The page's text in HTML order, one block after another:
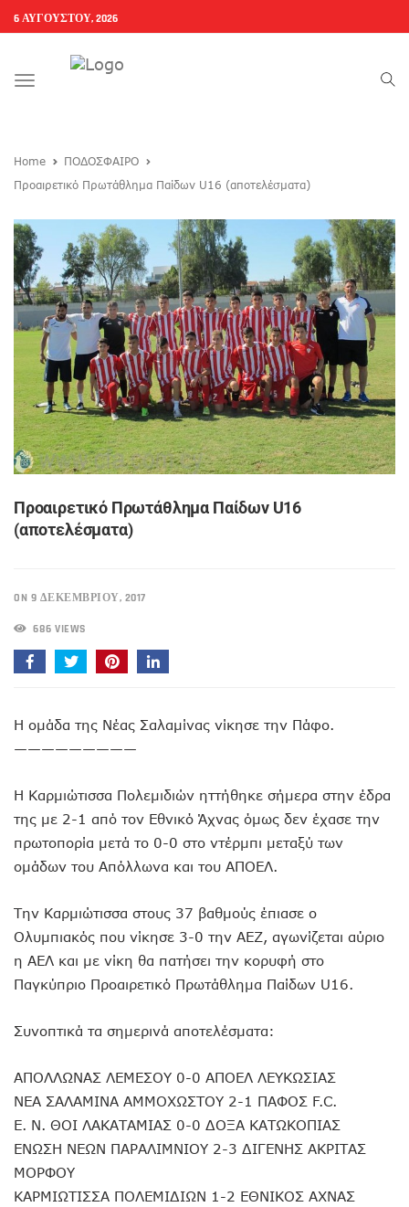
6 ΑΥΓΟΎΣΤΟΥ, 2026
Toggle
Home
ΠΟΔΟΣΦΑΙΡΟ
Προαιρετικό Πρωτάθλημα Παίδων U16 (αποτελέσματα)
Προαιρετικό Πρωτάθλημα Παίδων U16
(αποτελέσματα)
ON 9 ΔΕΚΕΜΒΡΊΟΥ, 2017
686 VIEWS
Η ομάδα της Νέας Σαλαμίνας νίκησε την Πάφο.
—————————
Η Καρμιώτισσα Πολεμιδιών ηττήθηκε σήμερα στην έδρα
της με 2-1 από τον Εθνικό Άχνας όμως δεν έχασε την
πρωτοπορία μετά το 0-0 στο ντέρμπι μεταξύ των
ομάδων του Απόλλωνα και του ΑΠΟΕΛ.
Την Καρμιώτισσα στους 37 βαθμούς έπιασε ο
Ολυμπιακός που νίκησε 3-0 την ΑΕΖ, αγωνίζεται αύριο
η ΑΕΛ και με νίκη θα πατήσει την κορυφή στο
Παγκύπριο Προαιρετικό Πρωτάθλημα Παίδων U16.
Συνοπτικά τα σημερινά αποτελέσματα:
ΑΠΟΛΛΩΝΑΣ ΛΕΜΕΣΟΥ 0-0 ΑΠΟΕΛ ΛΕΥΚΩΣΙΑΣ
ΝΕΑ ΣΑΛΑΜΙΝΑ ΑΜΜΟΧΩΣΤΟΥ 2-1 ΠΑΦΟΣ F.C.
Ε. Ν. ΘΟΙ ΛΑΚΑΤΑΜΙΑΣ 0-0 ΔΟΞΑ ΚΑΤΩΚΟΠΙΑΣ
ΕΝΩΣΗ ΝΕΩΝ ΠΑΡΑΛΙΜΝΙΟΥ 2-3 ΔΙΓΕΝΗΣ ΑΚΡΙΤΑΣ
ΜΟΡΦΟΥ
ΚΑΡΜΙΩΤΙΣΣΑ ΠΟΛΕΜΙΔΙΩΝ 1-2 ΕΘΝΙΚΟΣ ΑΧΝΑΣ